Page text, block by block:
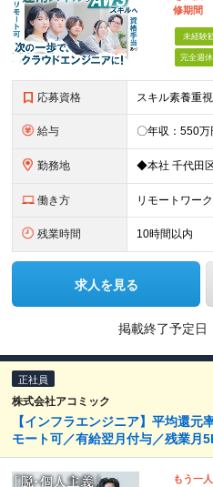
修期間
未経験
完全週休
応募資格
給与
勤務地
働き方 リモートワー
残業時間 10時間以内
求人を見る
掲載終了予定日
正社員
株式会社アコミック
【インフラエンジニア】平均還元
モート可／有給翌月付与／残業月
もう一